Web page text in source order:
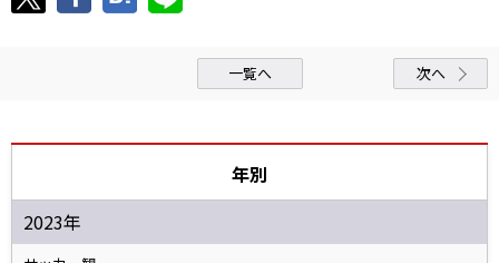
一覧へ 次へ
年別
2023年